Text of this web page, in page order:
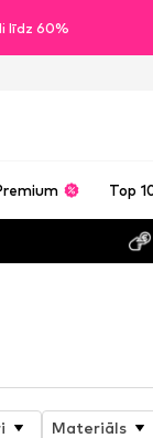
līdz 60%
Top
Materiāls